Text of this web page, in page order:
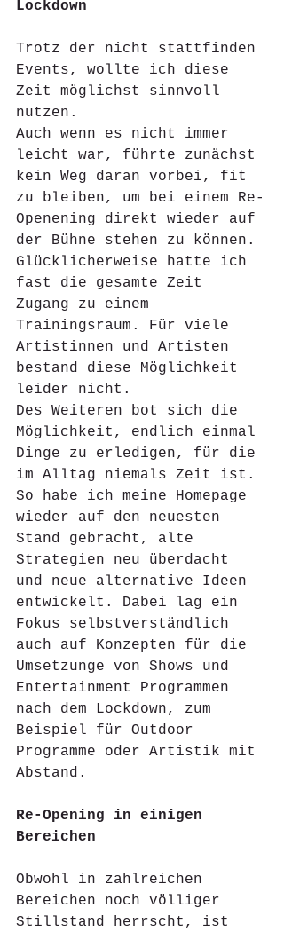
Lockdown
Trotz der nicht stattfinden
Events, wollte ich diese
Zeit möglichst sinnvoll
nutzen.
Auch wenn es nicht immer
leicht war, führte zunächst
kein Weg daran vorbei, fit
zu bleiben, um bei einem Re-
Openening direkt wieder auf
der Bühne stehen zu können.
Glücklicherweise hatte ich
fast die gesamte Zeit
Zugang zu einem
Trainingsraum. Für viele
Artistinnen und Artisten
bestand diese Möglichkeit
leider nicht.
Des Weiteren bot sich die
Möglichkeit, endlich einmal
Dinge zu erledigen, für die
im Alltag niemals Zeit ist.
So habe ich meine Homepage
wieder auf den neuesten
Stand gebracht, alte
Strategien neu überdacht
und neue alternative Ideen
entwickelt. Dabei lag ein
Fokus selbstverständlich
auch auf Konzepten für die
Umsetzunge von Shows und
Entertainment Programmen
nach dem Lockdown, zum
Beispiel für Outdoor
Programme oder Artistik mit
Abstand.
Re-Opening in einigen
Bereichen
Obwohl in zahlreichen
Bereichen noch völliger
Stillstand herrscht, ist